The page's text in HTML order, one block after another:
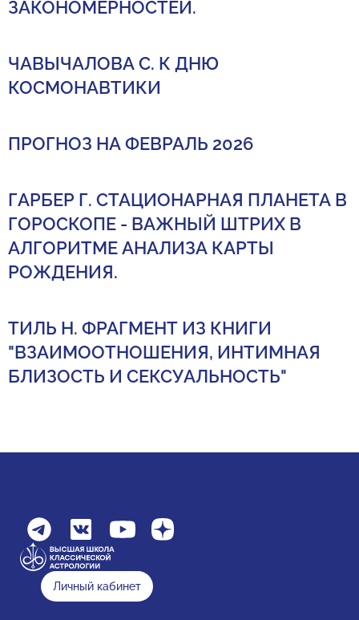
ЗАКОНОМЕРНОСТЕЙ.
ЧАВЫЧАЛОВА С. К ДНЮ
КОСМОНАВТИКИ
ПРОГНОЗ НА ФЕВРАЛЬ 2026
ГАРБЕР Г. СТАЦИОНАРНАЯ ПЛАНЕТА В
ГОРОСКОПЕ - ВАЖНЫЙ ШТРИХ В
АЛГОРИТМЕ АНАЛИЗА КАРТЫ
РОЖДЕНИЯ.
ТИЛЬ Н. ФРАГМЕНТ ИЗ КНИГИ
"ВЗАИМООТНОШЕНИЯ, ИНТИМНАЯ
БЛИЗОСТЬ И СЕКСУАЛЬНОСТЬ"
Личный кабинет